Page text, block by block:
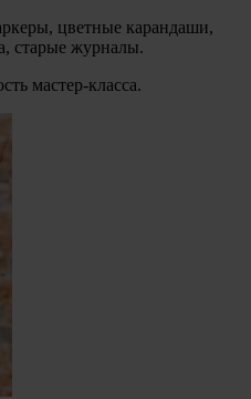
цветные карандаши,
старые журналы.
мастер-класса.